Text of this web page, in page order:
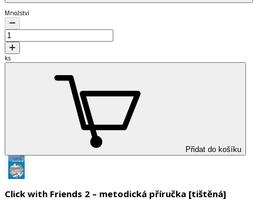
Množství
ks
Přidat do košíku
Click with Friends 2 – metodická příručka [tištěná]